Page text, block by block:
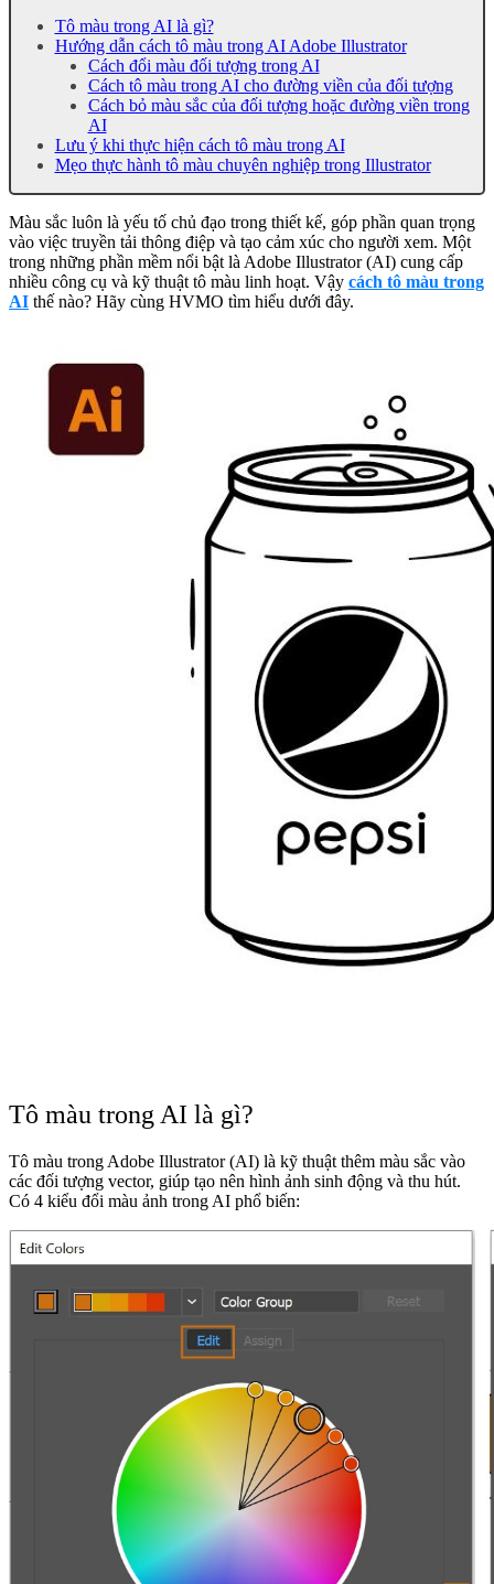
Tô màu trong AI là gì?
Hướng dẫn cách tô màu trong AI Adobe Illustrator
Cách đổi màu đối tượng trong AI
Cách tô màu trong AI cho đường viền của đối tượng
Cách bỏ màu sắc của đối tượng hoặc đường viền trong
AI
Lưu ý khi thực hiện cách tô màu trong AI
Mẹo thực hành tô màu chuyên nghiệp trong Illustrator
Màu sắc luôn là yếu tố chủ đạo trong thiết kế, góp phần quan trọng
vào việc truyền tải thông điệp và tạo cảm xúc cho người xem. Một
trong những phần mềm nổi bật là Adobe Illustrator (AI) cung cấp
nhiều công cụ và kỹ thuật tô màu linh hoạt. Vậy cách tô màu trong
AI thế nào? Hãy cùng HVMO tìm hiểu dưới đây.
Tô màu trong AI là gì?
Tô màu trong Adobe Illustrator (AI) là kỹ thuật thêm màu sắc vào
các đối tượng vector, giúp tạo nên hình ảnh sinh động và thu hút.
Có 4 kiểu đổi màu ảnh trong AI phổ biến: